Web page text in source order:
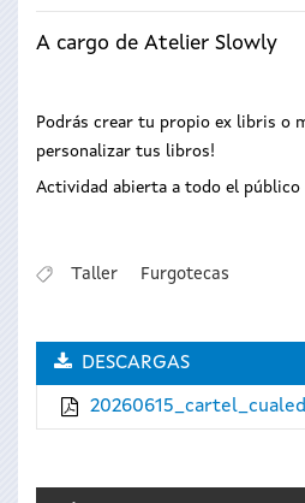
A cargo de Atelier Slowly
Podrás crear tu propio ex libris o
personalizar tus libros!
Actividad abierta a todo el público
Taller Furgotecas
DESCARGAS